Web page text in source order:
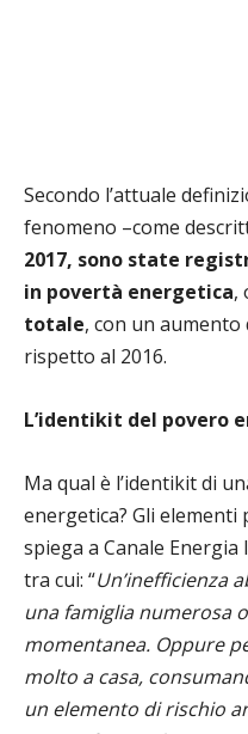
Secondo l’attuale
fenomeno –come
2017, sono state
in povertà energetica,
totale, con un
rispetto al 2016.
L’identikit del povero
Ma qual è l’identikit di
energetica? Gli elementi
spiega a Canale
tra cui: “Un’inefficienza
una famiglia numerosa
momentanea. Oppure
molto a casa,
un elemento di rischio